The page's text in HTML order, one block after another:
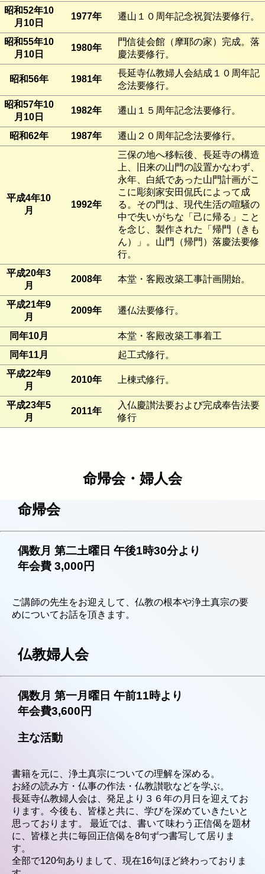
昭和52年10
月10日
1977年 遷山１０周年記念祝賀法要修行。
昭和55年10
月10日
1980年
門信徒会館（摩耶の家）完成。落
慶法要修行。
昭和56年 1981年
長延寺仏教婦人会結成１０周年記
念法要修行。
昭和57年10
月10日
1982年 遷山１５周年記念法要修行。
昭和62年 1987年 遷山２０周年記念法要修行。
平成4年10
月
1992年
三保の地へ移転後、長延寺の構造
上、旧来の山門の設置かなわず、
永年、白紙であった山門計画がこ
こに彫刻家安田侃氏によって成
る。その門は、現代生活の喧騒の
中で失いがちな「己に帰る」こと
を念じ、製作された「帰門（きも
ん）」。山門（帰門）落慶法要修
行。
平成20年3
月
2008年 本堂・客殿改築工事計画開始。
平成21年9
月
2009年 遷仏法要修行。
同年10月
本堂・客殿改築工事着工
同年11月
起工式修行。
平成22年9
月
2010年 上棟式修行。
平成23年5
月
2011年
入仏慶讃法要および完成奉告法要
修行
命帰会・婦人会
命帰会
偶数月 第二土曜日 午後1時30分より
年会費 3,000円
ご講師の先生をお迎えして、仏教の根本や浄土真宗の要
めについてお話を頂きます。
仏教婦人会
偶数月 第一月曜日 午前11時より
年会費3,600円
主な活動
書籍を元に、浄土真宗についての理解を深める。
お経の読み方・仏事の作法・仏教讃歌などを学ぶ。
長延寺仏教婦人会は、発足より３６年の月日を迎えてお
ります。今後も、皆様と共に、学びを深めていきたいと
思っております。 最近では、書いて味わう正信偈を題材
に、皆様と共に毎回正信偈を8句ずつ書写して居りま
す。
全部で120句ありまして、現在16句ほど終わっておりま